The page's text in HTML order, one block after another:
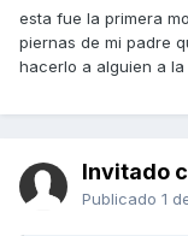
esta fue la primera
piernas de mi padre
hacerlo a alguien a
Invitado
Publicado 1